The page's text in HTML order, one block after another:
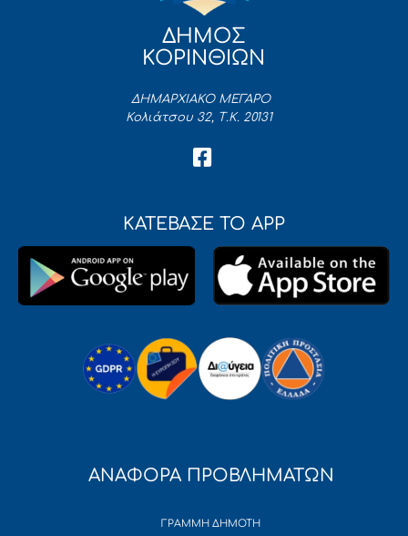
ΔΗΜΟΣ
ΚΟΡΙΝΘΙΩΝ
ΔΗΜΑΡΧΙΑΚΟ ΜΕΓΑΡΟ
Κολιάτσου 32, Τ.Κ. 20131
ΚΑΤΕΒΑΣΕ ΤΟ APP
ΑΝΑΦΟΡΑ ΠΡΟΒΛΗΜΑΤΩΝ
ΓΡΑΜΜΗ ΔΗΜΟΤΗ